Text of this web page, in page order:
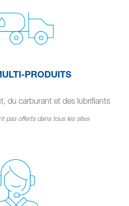
PRODUITS
du carburant et des lubrifiants
pas offerts dans tous les sites